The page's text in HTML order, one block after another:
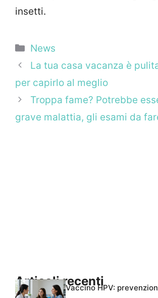
insetti.
Categorie
News
La tua casa vacanza è
per capirlo al meglio
Troppa fame? Potrebbe
grave malattia, gli esami da
Articoli recenti
Vaccino HPV: